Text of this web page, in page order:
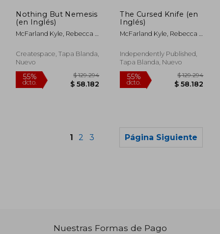
dcto. $ 66.761 dcto. $
Nothing But Nemesis
(en Inglés)
McFarland Kyle, Rebecca ;
Createspace, Tapa Blanda,
Nuevo
The Cursed Knife (en
Inglés)
McFarland Kyle, Rebecca ;
Independently Published,
Tapa Blanda, Nuevo
1 2 3 Página Siguiente
Nuestras Formas de Pago